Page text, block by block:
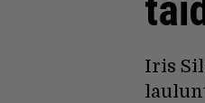
Iris